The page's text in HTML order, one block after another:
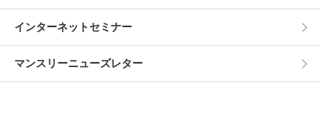
インターネットセミナー
マンスリーニューズレター